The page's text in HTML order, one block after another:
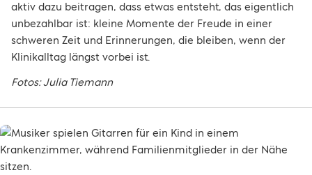
aktiv dazu beitragen, dass etwas entsteht, das eigentlich
unbezahlbar ist: kleine Momente der Freude in einer
schweren Zeit und Erinnerungen, die bleiben, wenn der
Klinikalltag längst vorbei ist.
Fotos: Julia Tiemann